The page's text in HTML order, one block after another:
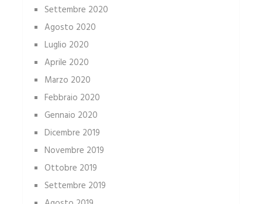
Settembre 2020
Agosto 2020
Luglio 2020
Aprile 2020
Marzo 2020
Febbraio 2020
Gennaio 2020
Dicembre 2019
Novembre 2019
Ottobre 2019
Settembre 2019